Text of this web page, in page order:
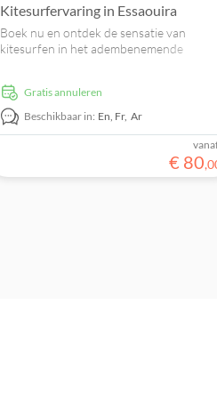
Kitesurfervaring in Essaouira
Boek nu en ontdek de sensatie van
kitesurfen in het adembenemende
Gratis annuleren
Beschikbaar in: En, Fr, Ar
€ 80,